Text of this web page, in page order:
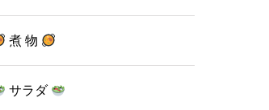
煮 物
サラダ